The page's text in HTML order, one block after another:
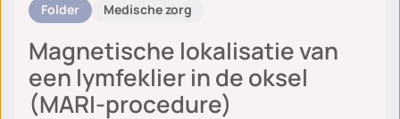
Folder Medische zorg
Magnetische lokalisatie van
een lymfeklier in de oksel
(MARI-procedure)